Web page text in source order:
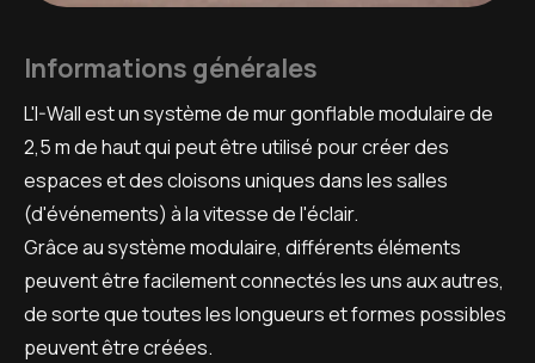
Informations générales
L'I-Wall est un système de mur gonflable modulaire de
2,5 m de haut qui peut être utilisé pour créer des
espaces et des cloisons uniques dans les salles
(d'événements) à la vitesse de l'éclair.
Grâce au système modulaire, différents éléments
peuvent être facilement connectés les uns aux autres,
de sorte que toutes les longueurs et formes possibles
peuvent être créées.